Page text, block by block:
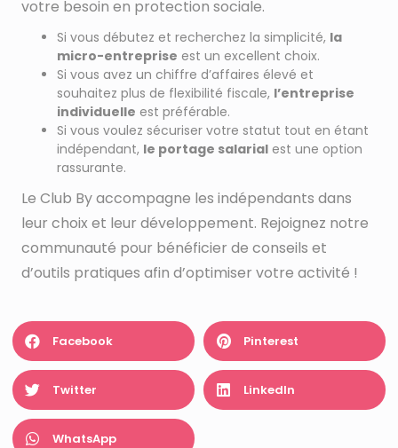
votre besoin en protection sociale.
Si vous débutez et recherchez la simplicité, la
micro-entreprise est un excellent choix.
Si vous avez un chiffre d’affaires élevé et
souhaitez plus de flexibilité fiscale, l’entreprise
individuelle est préférable.
Si vous voulez sécuriser votre statut tout en étant
indépendant, le portage salarial est une option
rassurante.
Le Club By accompagne les indépendants dans
leur choix et leur développement. Rejoignez notre
communauté pour bénéficier de conseils et
d’outils pratiques afin d’optimiser votre activité !
Facebook Pinterest
Twitter LinkedIn
WhatsApp